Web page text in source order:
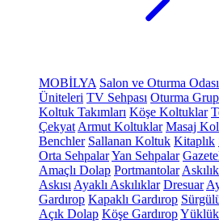
MOBİLYA Salon ve Oturma Odası
Üniteleri TV Sehpası Oturma
Koltuk Takımları Köşe Koltuklar
Çekyat Armut Koltuklar Masaj
Benchler Sallanan Koltuk Kitaplık
Orta SehpalarYan Sehpalar
Amaçlı Dolap Portmantolar
Askısı Ayaklı Askılıklar Dresuar
Gardırop Kapaklı Gardırop
Açık Dolap Köşe GardıropYüklük